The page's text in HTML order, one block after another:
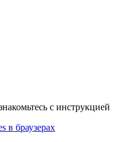
с инструкцией
в браузерах